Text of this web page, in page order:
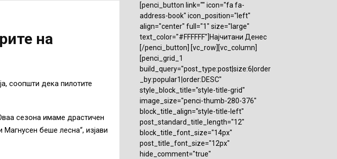
на
соопшти дека пилотите
сезона имаме драстичен
беше лесна“, изјави
[penci_button link="" icon="fa fa-
address-book" icon_position="left"
align="center" full="1" size="large"
text_color="#FFFFFF"]Најчитани Денес
[/penci_button] [vc_row][vc_column]
[penci_grid_1
build_query="post_type:post|size:6|order
_by:popular1|order:DESC"
style_block_title="style-title-grid"
image_size="penci-thumb-280-376"
block_title_align="style-title-left"
post_standard_title_length="12"
block_title_font_size="14px"
post_title_font_size="12px"
hide_comment="true"